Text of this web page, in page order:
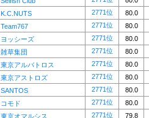
K.C.NUTS 2771位
80.0
Team767 2771位
80.0
ヨッシーズ 2771位
80.0
雑草集団 2771位
80.0
東京アルバトロス 2771位
80.0
東京アストロズ 2771位
80.0
SANTOS 2771位
80.0
コモド 2771位
80.0
東京オマルシス 2771位
79.8